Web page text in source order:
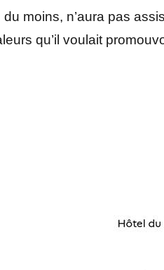
moins, n’aura pas
qu’il voulait